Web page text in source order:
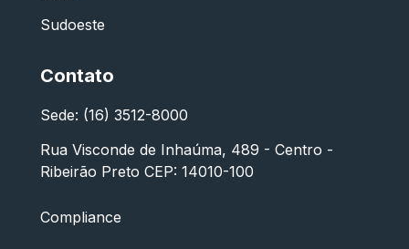
Sudoeste
Contato
Sede: (16) 3512-8000
Rua Visconde de Inhaúma, 489 - Centro -
Ribeirão Preto CEP: 14010-100
Compliance